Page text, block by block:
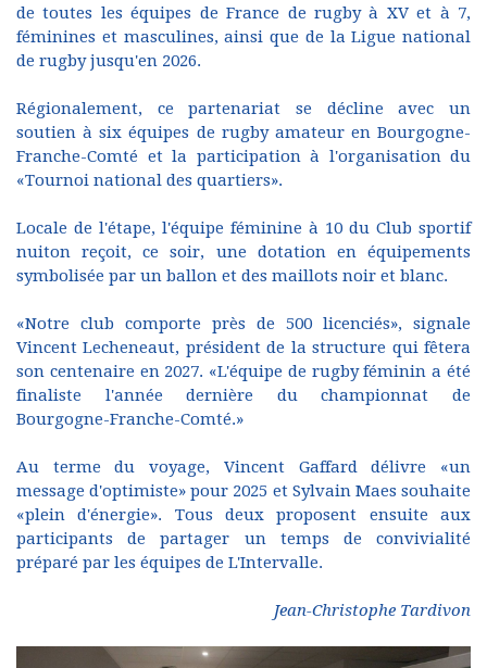
de toutes les équipes de France de rugby à XV et à 7,
féminines et masculines, ainsi que de la Ligue national
de rugby jusqu'en 2026.
Régionalement, ce partenariat se décline avec un
soutien à six équipes de rugby amateur en Bourgogne-
Franche-Comté et la participation à l'organisation du
«Tournoi national des quartiers».
Locale de l'étape, l'équipe féminine à 10 du Club sportif
nuiton reçoit, ce soir, une dotation en équipements
symbolisée par un ballon et des maillots noir et blanc.
«Notre club comporte près de 500 licenciés», signale
Vincent Lecheneaut, président de la structure qui fêtera
son centenaire en 2027. «L'équipe de rugby féminin a été
finaliste l'année dernière du championnat de
Bourgogne-Franche-Comté.»
Au terme du voyage, Vincent Gaffard délivre «un
message d'optimiste» pour 2025 et Sylvain Maes souhaite
«plein d'énergie». Tous deux proposent ensuite aux
participants de partager un temps de convivialité
préparé par les équipes de L'Intervalle.
Jean-Christophe Tardivon